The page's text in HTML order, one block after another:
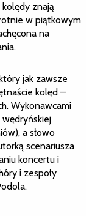
kolędy znają
w piątkowym
na
jak zawsze
kolęd –
Wykonawcami
a słowo
scenariusza
koncertu i
i zespoły